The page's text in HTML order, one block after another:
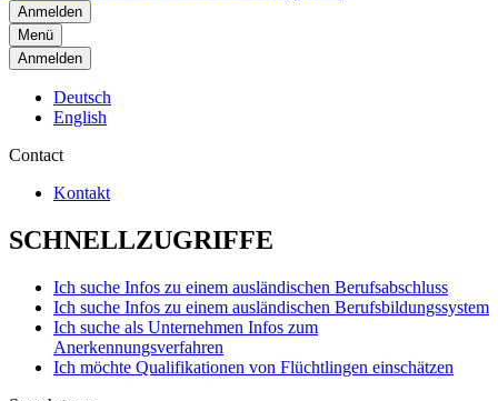
Menü
Anmelden
Deutsch
English
Contact
Kontakt
SCHNELLZUGRIFFE
Ich suche Infos zu einem ausländischen Berufsabschluss
Ich suche Infos zu einem ausländischen Berufsbildungssystem
Ich suche als Unternehmen Infos zum
Anerkennungsverfahren
Ich möchte Qualifikationen von Flüchtlingen einschätzen